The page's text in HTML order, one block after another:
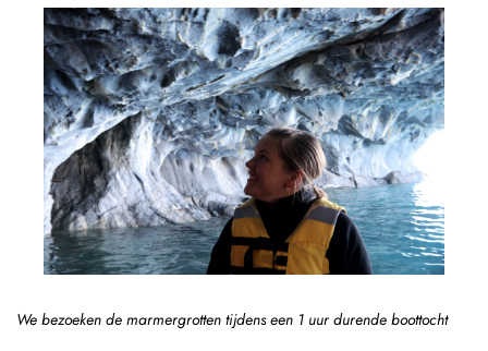
We bezoeken de marmergrotten tijdens een 1 uur durende boottocht